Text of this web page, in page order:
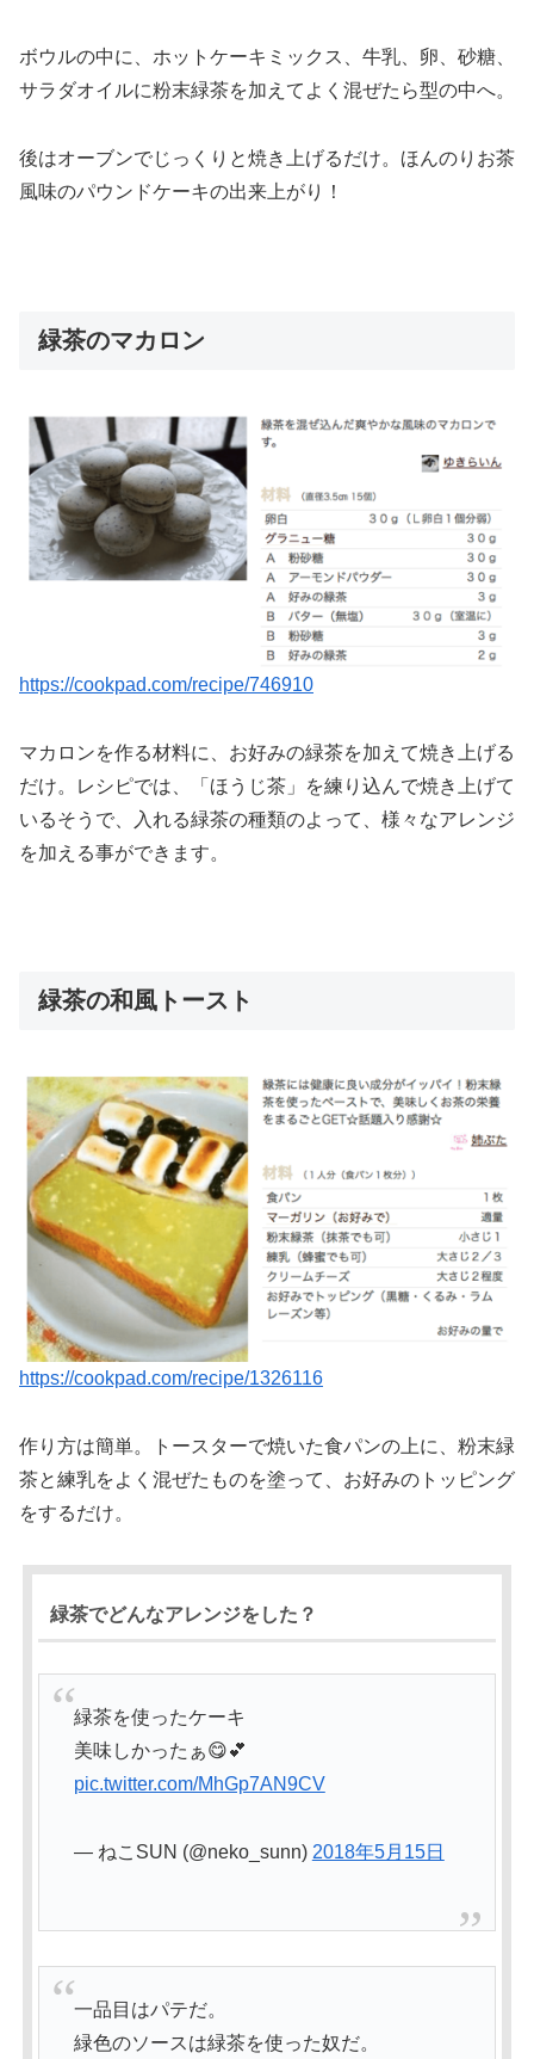
ボウルの中に、ホットケーキミックス、牛乳、卵、砂糖、
サラダオイルに粉末緑茶を加えてよく混ぜたら型の中へ。
後はオーブンでじっくりと焼き上げるだけ。ほんのりお茶
風味のパウンドケーキの出来上がり！
緑茶のマカロン
https://cookpad.com/recipe/746910
マカロンを作る材料に、お好みの緑茶を加えて焼き上げる
だけ。レシピでは、「ほうじ茶」を練り込んで焼き上げて
いるそうで、入れる緑茶の種類のよって、様々なアレンジ
を加える事ができます。
緑茶の和風トースト
https://cookpad.com/recipe/1326116
作り方は簡単。トースターで焼いた食パンの上に、粉末緑
茶と練乳をよく混ぜたものを塗って、お好みのトッピング
をするだけ。
緑茶でどんなアレンジをした？
緑茶を使ったケーキ
美味しかったぁ😋💕
pic.twitter.com/MhGp7AN9CV
— ねこSUN (@neko_sunn) 2018年5月15日
一品目はパテだ。
緑色のソースは緑茶を使った奴だ。